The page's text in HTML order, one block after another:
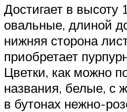
Достигает в высоту
овальные, длиной
нижняя сторона
приобретает
Цветки, как можно
названия, белые, с
в бутонах нежно-